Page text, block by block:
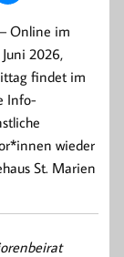
Online im
2026,
findet im
Info-
wieder
St. Marien